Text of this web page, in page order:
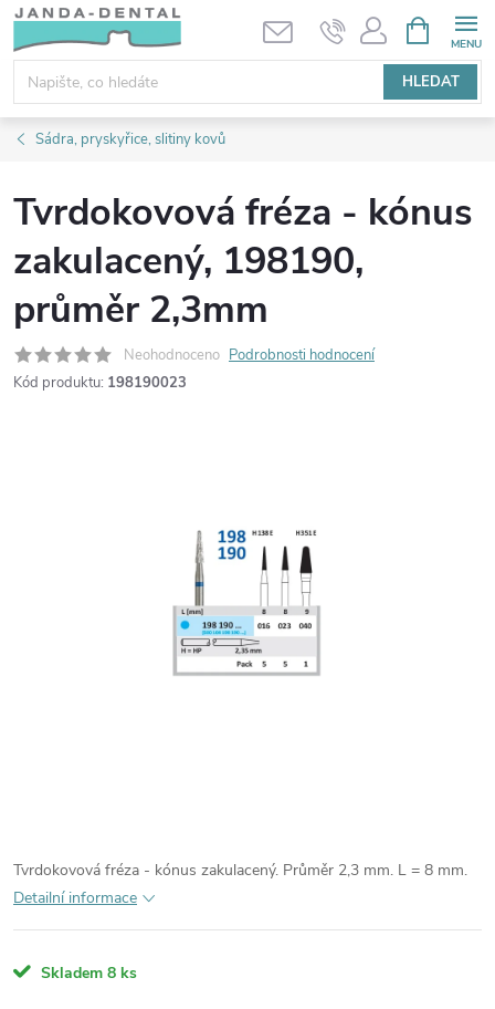
Přejít
obsah
HLEDAT
NÁKUPNÍ
KOŠÍK
Sádra, pryskyřice, slitiny kovů
Tvrdokovová fréza - kónus
zakulacený, 198190,
průměr 2,3mm
Neohodnoceno Podrobnosti hodnocení
Kód produktu: 198190023
Tvrdokovová fréza - kónus zakulacený. Průměr 2,3 mm. L = 8 mm.
Detailní informace
Skladem 8 ks